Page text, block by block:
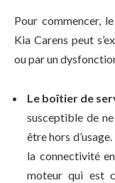
Pour commencer,
Kia Carens peut
ou par un
Le boîtier de
susceptible de
être hors
la connectivité
moteur qui est